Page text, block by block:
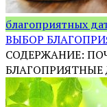
благоприятных
ВЫБОР
СОДЕРЖАНИЕ:
БЛАГОПРИЯТНЫЕ